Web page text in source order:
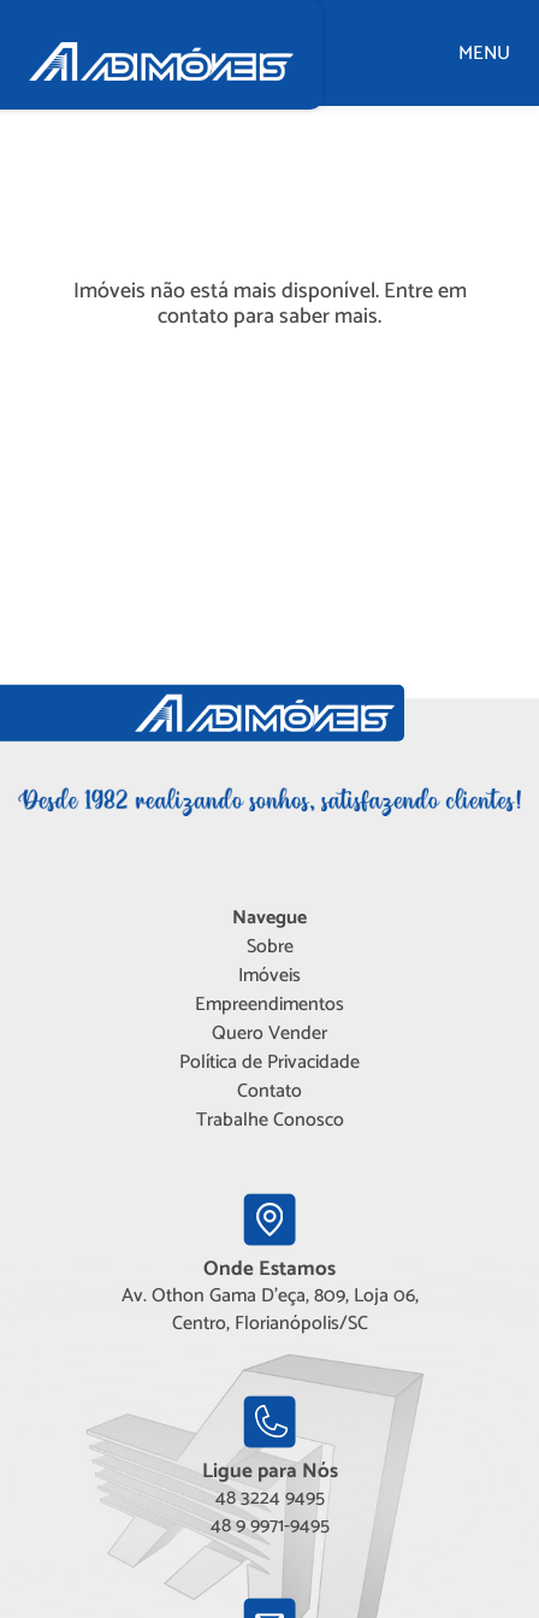
MENU
Imóveis não está mais disponível. Entre em
contato para saber mais.
Navegue
Sobre
Imóveis
Empreendimentos
Quero Vender
Política de Privacidade
Contato
Trabalhe Conosco
Onde Estamos
Av. Othon Gama D'eça, 809, Loja 06,
Centro, Florianópolis/SC
Ligue para Nós
48 3224 9495
48 9 9971-9495